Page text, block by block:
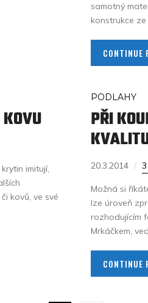
samotný
konstrukce
CONTINUE
imitují,
kovů, ve své
PODLAHY
PŘI
20.3.2014
Možná si
lze úroveň
rozhodujícím
Mrkáčkem,
CONTINUE